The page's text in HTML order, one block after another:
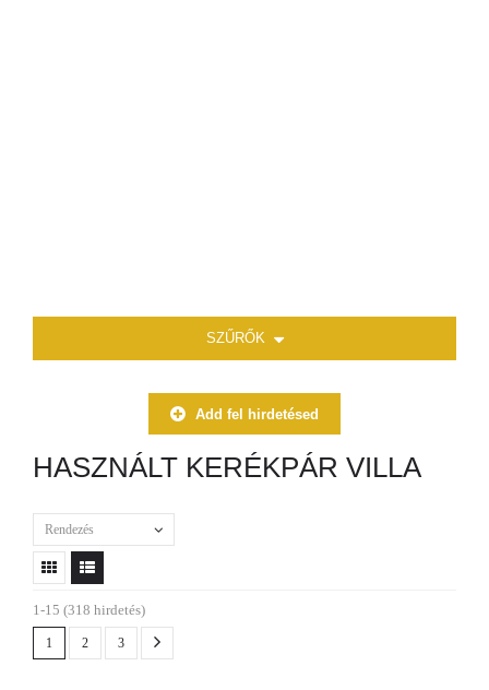
SZŰRŐK
Add fel hirdetésed
HASZNÁLT KERÉKPÁR VILLA
Rendezés
1-15 (318 hirdetés)
1 2 3